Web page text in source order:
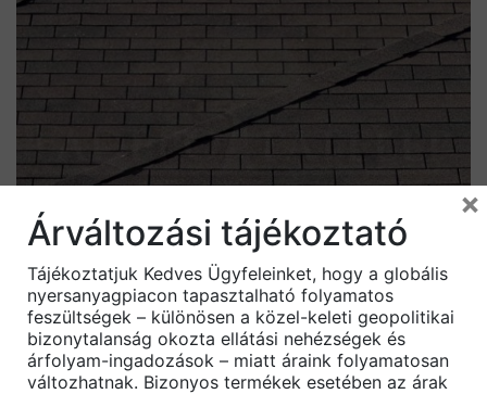
Tetőzsindely
IKO Superglass téglány zsindelyek
Árváltozási tájékoztató
Tájékoztatjuk Kedves Ügyfeleinket, hogy a globális
nyersanyagpiacon tapasztalható folyamatos
feszültségek – különösen a közel-keleti geopolitikai
bizonytalanság okozta ellátási nehézségek és
árfolyam-ingadozások – miatt áraink folyamatosan
változhatnak. Bizonyos termékek esetében az árak
×